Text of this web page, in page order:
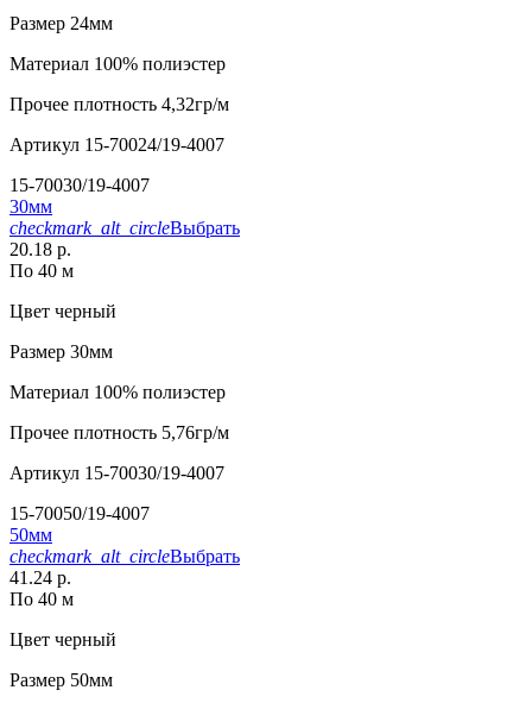
Размер 24мм
Материал 100% полиэстер
Прочее плотность 4,32гр/м
Артикул 15-70024/19-4007
15-70030/19-4007
30мм
checkmark_alt_circleВыбрать
20.18 р.
По 40 м
Цвет черный
Размер 30мм
Материал 100% полиэстер
Прочее плотность 5,76гр/м
Артикул 15-70030/19-4007
15-70050/19-4007
50мм
checkmark_alt_circleВыбрать
41.24 р.
По 40 м
Цвет черный
Размер 50мм